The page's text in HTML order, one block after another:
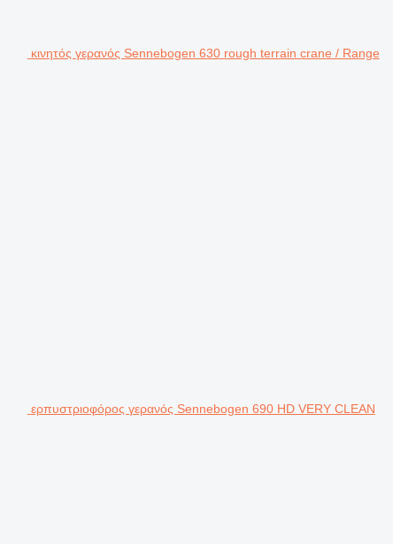
κινητός γερανός Sennebogen 630 rough terrain crane / Range
ερπυστριοφόρος γερανός Sennebogen 690 HD VERY CLEAN